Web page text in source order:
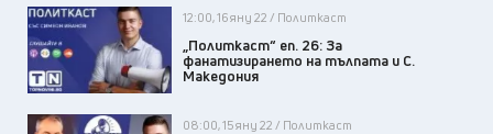
12:00, 16 яну 22 / Политкаст
„Политкаст“ еп. 26: За
фанатизирането на тълпата и С.
Македония
08:00, 15 яну 22 / Политкаст